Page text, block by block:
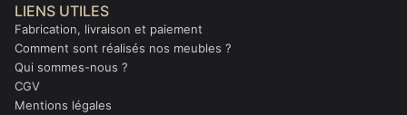
LIENS UTILES
Fabrication, livraison et paiement
Comment sont réalisés nos meubles ?
Qui sommes-nous ?
CGV
Mentions légales